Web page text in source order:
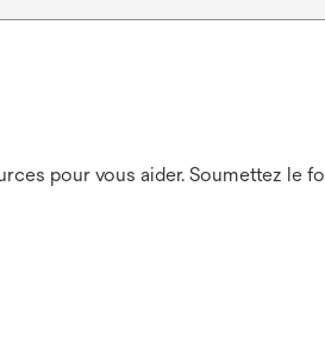
pour vous aider. Soumettez le